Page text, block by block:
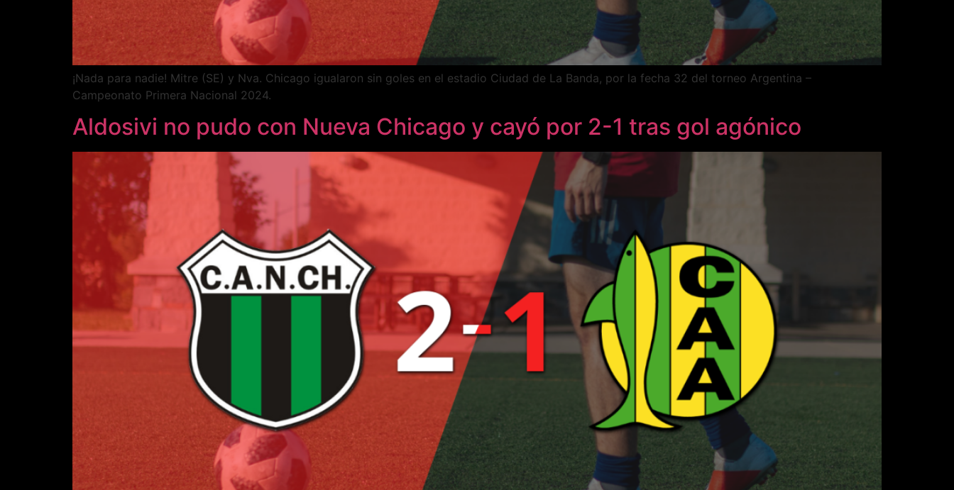
¡Nada para nadie! Mitre (SE) y Nva. Chicago igualaron sin goles en el estadio Ciudad de La Banda, por la fecha 32 del torneo Argentina –
Campeonato Primera Nacional 2024.
Aldosivi no pudo con Nueva Chicago y cayó por 2-1 tras gol agónico